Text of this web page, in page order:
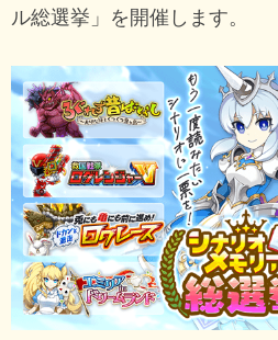
ル総選挙」を開催します。